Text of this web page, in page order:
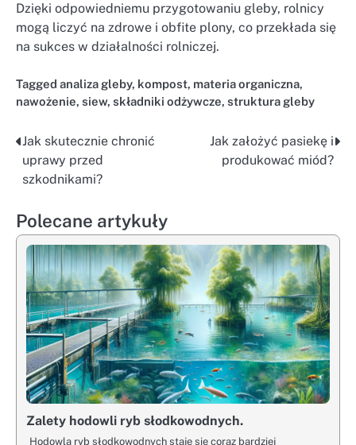
Dzięki odpowiedniemu przygotowaniu gleby, rolnicy
mogą liczyć na zdrowe i obfite plony, co przekłada się
na sukces w działalności rolniczej.
Tagged analiza gleby, kompost, materia organiczna,
nawożenie, siew, składniki odżywcze, struktura gleby
Nawigacja
wpisu
Jak skutecznie chronić
uprawy przed
szkodnikami?
Jak założyć pasiekę i
produkować miód?
Polecane artykuły
Zalety hodowli ryb słodkowodnych.
Hodowla ryb słodkowodnych staje się coraz bardziej